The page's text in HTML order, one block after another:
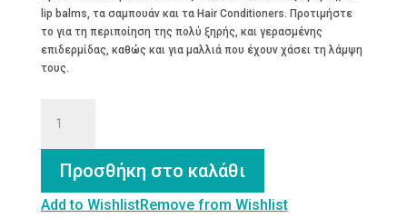
lip balms, τα σαμπουάν και τα Hair Conditioners. Προτιμήστε
το για τη περιποίηση της πολύ ξηρής, και γερασμένης
επιδερμίδας, καθώς και για μαλλιά που έχουν χάσει τη λάμψη
τους.
ΛΑΔΙ
Προσθήκη στο καλάθι
Add to WishlistRemove from Wishlist